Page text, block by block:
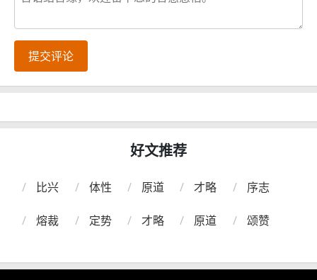
提交评论
好文推荐
比兴 体性 原道 才略 序志
熔裁 定势 才略 原道 颂赞